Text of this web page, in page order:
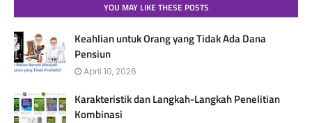
YOU MAY LIKE THESE POSTS
Keahlian untuk Orang yang Tidak Ada Dana
Pensiun
April 10, 2026
Karakteristik dan Langkah-Langkah Penelitian
Kombinasi